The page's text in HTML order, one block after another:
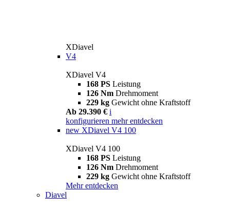
XDiavel
V4
XDiavel V4
168 PS Leistung
126 Nm Drehmoment
229 kg Gewicht ohne Kraftstoff
Ab 29.390 € i
konfigurieren mehr entdecken
new XDiavel V4 100
XDiavel V4 100
168 PS Leistung
126 Nm Drehmoment
229 kg Gewicht ohne Kraftstoff
Mehr entdecken
Diavel